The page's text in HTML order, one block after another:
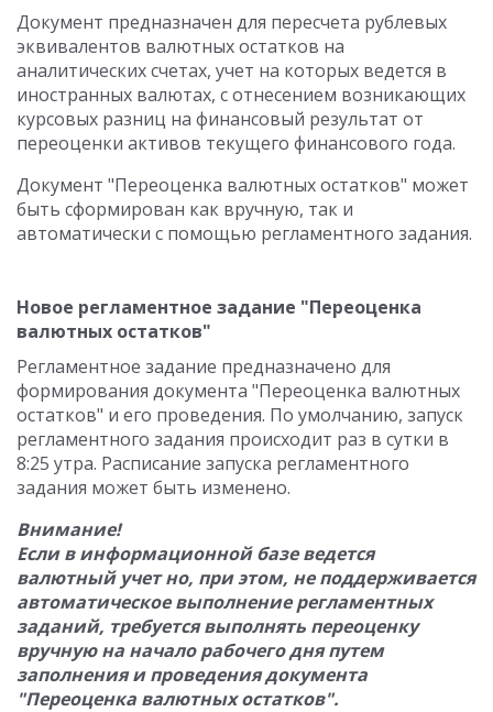
Документ предназначен для пересчета рублевых
эквивалентов валютных остатков на
аналитических счетах, учет на которых ведется в
иностранных валютах, с отнесением возникающих
курсовых разниц на финансовый результат от
переоценки активов текущего финансового года.
Документ "Переоценка валютных остатков" может
быть сформирован как вручную, так и
автоматически с помощью регламентного задания.
Новое регламентное задание "Переоценка
валютных остатков"
Регламентное задание предназначено для
формирования документа "Переоценка валютных
остатков" и его проведения. По умолчанию, запуск
регламентного задания происходит раз в сутки в
8:25 утра. Расписание запуска регламентного
задания может быть изменено.
Внимание!
Если в информационной базе ведется
валютный учет но, при этом, не поддерживается
автоматическое выполнение регламентных
заданий, требуется выполнять переоценку
вручную на начало рабочего дня путем
заполнения и проведения документа
"Переоценка валютных остатков".